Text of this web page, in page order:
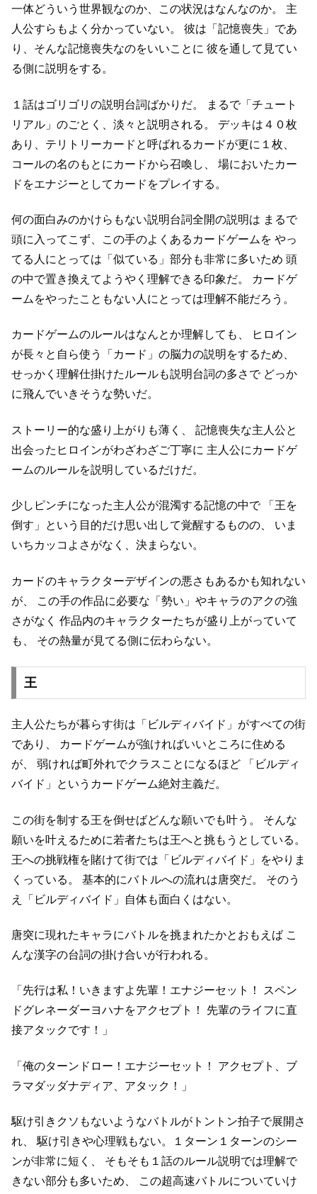
一体どういう世界観なのか、この状況はなんなのか。
主
人公すらもよく分かっていない。
彼は「記憶喪失」であ
り、そんな記憶喪失なのをいいことに 彼を通して見てい
る側に説明をする。
１話はゴリゴリの説明台詞ばかりだ。
まるで「チュート
リアル」のごとく、淡々と説明される。
デッキは４０枚
あり、テリトリーカードと呼ばれるカードが更に１枚、
コールの名のもとにカードから召喚し、
場においたカー
ドをエナジーとしてカードをプレイする。
何の面白みのかけらもない説明台詞全開の説明は まるで
頭に入ってこず、この手のよくあるカードゲームを やっ
てる人にとっては「似ている」部分も非常に多いため 頭
の中で置き換えてようやく理解できる印象だ。
カードゲ
ームをやったこともない人にとっては理解不能だろう。
カードゲームのルールはなんとか理解しても、
ヒロイン
が長々と自ら使う「カード」の脳力の説明をするため、
せっかく理解仕掛けたルールも説明台詞の多さでどっか
に飛んでいきそうな勢いだ。
ストーリー的な盛り上がりも薄く、
記憶喪失な主人公と
出会ったヒロインがわざわざご丁寧に 主人公にカードゲ
ームのルールを説明しているだけだ。
少しピンチになった主人公が混濁する記憶の中で「王を
倒す」という目的だけ思い出して覚醒するものの、
いま
いちカッコよさがなく、決まらない。
カードのキャラクターデザインの悪さもあるかも知れない
が、
この手の作品に必要な「勢い」やキャラのアクの強
さがなく 作品内のキャラクターたちが盛り上がっていて
も、
その熱量が見てる側に伝わらない。
王
主人公たちが暮らす街は「ビルディバイド」がすべての街
であり、
カードゲームが強ければいいところに住める
が、
弱ければ町外れでクラスことになるほど 「ビルディ
バイド」というカードゲーム絶対主義だ。
この街を制する王を倒せばどんな願いでも叶う。
そんな
願いを叶えるために若者たちは王へと挑もうとしている。
王への挑戦権を賭けて街では「ビルディバイド」をやりま
くっている。
基本的にバトルへの流れは唐突だ。
そのう
え「ビルディバイド」自体も面白くはない。
唐突に現れたキャラにバトルを挑まれたかとおもえば こ
んな漢字の台詞の掛け合いが行われる。
「先行は私！いきますよ先輩！エナジーセット！
スペン
ドグレネーダーヨハナをアクセプト！
先輩のライフに直
接アタックです！」
「俺のターンドロー！エナジーセット！
アクセプト、ブ
ラマダッダナディア、アタック！」
駆け引きクソもないようなバトルがトントン拍子で展開さ
れ、
駆け引きや心理戦もない。１ターン１ターンのシー
ンが非常に短く、
そもそも１話のルール説明では理解で
きない部分も多いため、
この超高速バトルについていけ